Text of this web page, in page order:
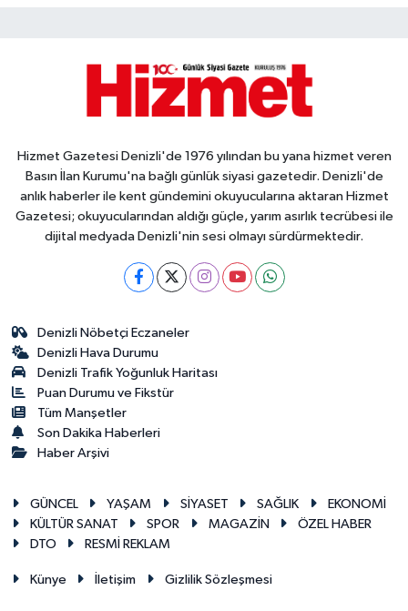
Hizmet Gazetesi Denizli'de 1976 yılından bu yana hizmet veren
Basın İlan Kurumu'na bağlı günlük siyasi gazetedir. Denizli'de
anlık haberler ile kent gündemini okuyucularına aktaran Hizmet
Gazetesi; okuyucularından aldığı güçle, yarım asırlık tecrübesi ile
dijital medyada Denizli'nin sesi olmayı sürdürmektedir.
Denizli Nöbetçi Eczaneler
Denizli Hava Durumu
Denizli Trafik Yoğunluk Haritası
Puan Durumu ve Fikstür
Tüm Manşetler
Son Dakika Haberleri
Haber Arşivi
GÜNCEL YAŞAM SİYASET SAĞLIK
EKONOMİ
KÜLTÜR SANAT
SPOR MAGAZİN
ÖZEL HABER
DTO
RESMİ REKLAM
Künye İletişim Gizlilik Sözleşmesi